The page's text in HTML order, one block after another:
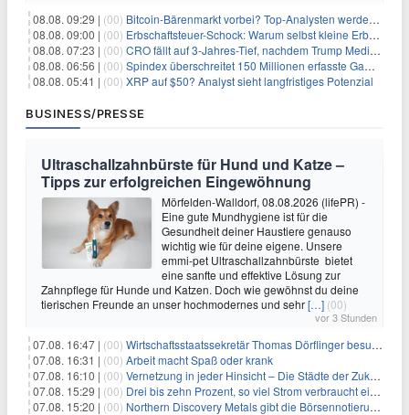
08.08. 09:29 | (00) Bitcoin-Bärenmarkt vorbei? Top-Analysten werden optimistisch, aber die Geschichte sagt etwas anderes
08.08. 09:00 | (00) Erbschaftsteuer-Schock: Warum selbst kleine Erbschaften den Fiskus Millionen kosten
08.08. 07:23 | (00) CRO fällt auf 3-Jahres-Tief, nachdem Trump Media zwei große Crypto.com-Deals storniert
08.08. 06:56 | (00) Spindex überschreitet 150 Millionen erfasste Gaming-Ereignisse in Echtzeit-Datenpipeline
08.08. 05:41 | (00) XRP auf $50? Analyst sieht langfristiges Potenzial
BUSINESS/PRESSE
Ultraschallzahnbürste für Hund und Katze –
Tipps zur erfolgreichen Eingewöhnung
Mörfelden-Walldorf, 08.08.2026 (lifePR) -
Eine gute Mundhygiene ist für die
Gesundheit deiner Haustiere genauso
wichtig wie für deine eigene. Unsere
emmi-pet Ultraschallzahnbürste bietet
eine sanfte und effektive Lösung zur
Zahnpflege für Hunde und Katzen. Doch wie gewöhnst du deine
tierischen Freunde an unser hochmodernes und sehr[…] (00)
vor 3 Stunden
07.08. 16:47 | (00) Wirtschaftsstaatssekretär Thomas Dörflinger besucht Handwerksbetrieb im Kammerbezirk Freiburg
07.08. 16:31 | (00) Arbeit macht Spaß oder krank
07.08. 16:10 | (00) Vernetzung in jeder Hinsicht – Die Städte der Zukunft sind grün-blau
07.08. 15:29 | (00) Drei bis zehn Prozent, so viel Strom verbraucht ein Aufzug im Gebäude
07.08. 15:20 | (00) Northern Discovery Metals gibt die Börsennotierung an der Frankfurter Wertpapierbörse bekannt